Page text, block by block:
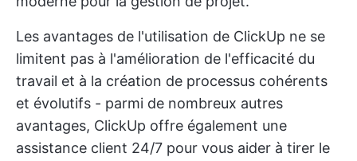
Les avantages de l'utilisation de ClickUp ne se
limitent pas à l'amélioration de l'efficacité du
travail et à la création de processus cohérents
et évolutifs - parmi de nombreux autres
avantages, ClickUp offre également une
assistance client 24/7 pour vous aider à tirer le